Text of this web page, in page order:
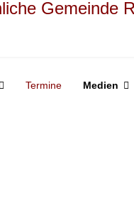
Termine Medien